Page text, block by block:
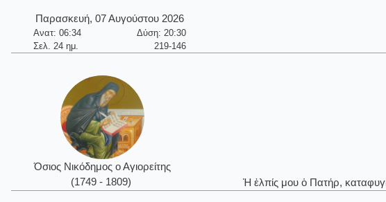
Παρασκευή, 07 Αυγούστου 2026
Ανατ: 06:34
Δύση: 20:30
Σελ. 24 ημ.
219-146
Όσιος Νικόδημος ο Αγιορείτης
(1749 - 1809)
Ἡ ἐλπίς μου ὁ Πατήρ,